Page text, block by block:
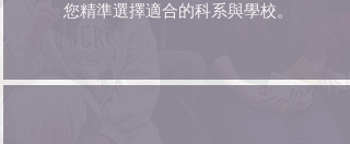
您精準選擇適合的科系與學校。